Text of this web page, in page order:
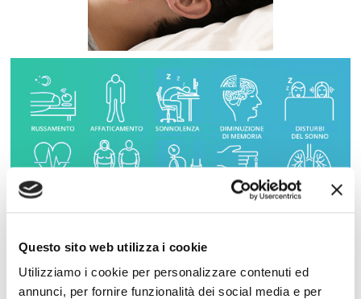
Questo sito web utilizza i cookie
Utilizziamo i cookie per personalizzare contenuti ed
annunci, per fornire funzionalità dei social media e per
sottovalutarle!
Nell'illustrazione a lato trovate elencati i sintomi e le patologie derivanti
dalle apnee notturne.